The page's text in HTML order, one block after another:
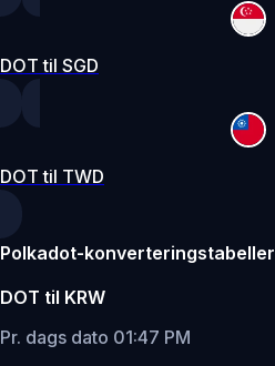
DOT til SGD
DOT til TWD
Polkadot-konverteringstabeller
DOT til KRW
Pr. dags dato 01:47 PM